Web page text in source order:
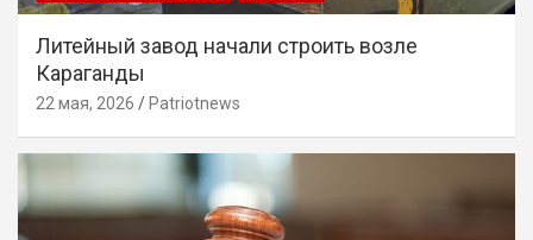
Литейный завод начали строить возле
Караганды
22 мая, 2026 Patriotnews